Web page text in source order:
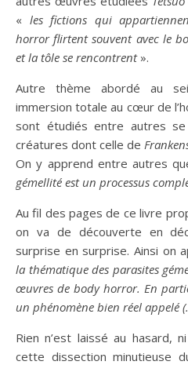
« les fictions qui
horror flirtent souvent avec le
et la tôle se rencontrent».
Autre thème abordé au
immersion totale au cœur de
sont étudiés entre autres
créatures dont celle de
On y apprend entre autres
gémellité est un processus
Au fil des pages de ce livre
on va de découverte en
surprise en surprise. Ainsi on
la thématique des parasites
œuvres de body horror. En
un phénomène bien réel appelé
Rien n’est laissé au hasard,
cette dissection minutieuse